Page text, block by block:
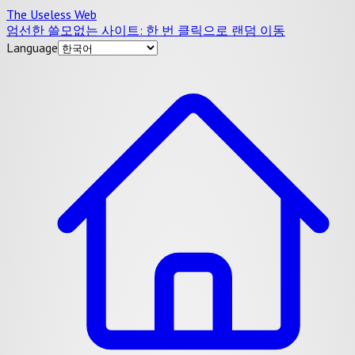
The Useless Web
엄선한 쓸모없는 사이트: 한 번 클릭으로 랜덤 이동
Language